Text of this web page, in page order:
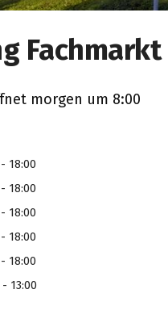
morgen um 8:00
18:00
18:00
18:00
18:00
18:00
13:00